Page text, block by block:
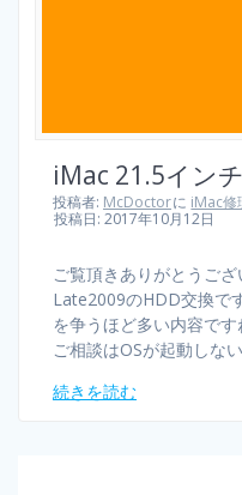
iMac 21.5イン
投稿者: McDoctorに iMac修
投稿日: 2017年10月12日
ご覧頂きありがとうご
Late2009のHDD交換で
を争うほど多い内容で
ご相談はOSが起動しな
続きを読む